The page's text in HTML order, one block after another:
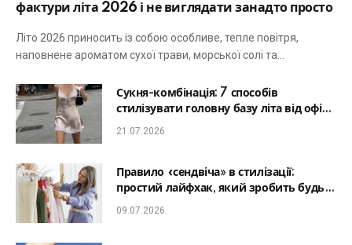
фактури літа 2026 і не виглядати занадто просто
Літо 2026 приносить із собою особливе, тепле повітря,
наповнене ароматом сухої трави, морської солі та…
Сукня-комбінація: 7 способів
стилізувати головну базу літа від офісу
до романтичної вечері
21.07.2026
Правило «сендвіча» в стилізації:
простий лайфхак, який зробить будь-
який образ гармонійним
09.07.2026